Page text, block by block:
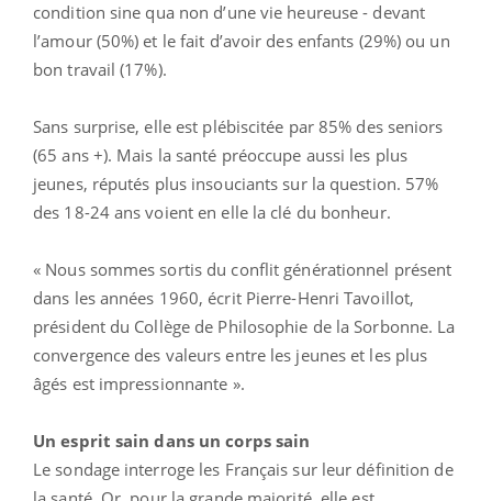
condition sine qua non d’une vie heureuse - devant
l’amour (50%) et le fait d’avoir des enfants (29%) ou un
bon travail (17%).
Sans surprise, elle est plébiscitée par 85% des seniors
(65 ans +). Mais la santé préoccupe aussi les plus
jeunes, réputés plus insouciants sur la question. 57%
des 18-24 ans voient en elle la clé du bonheur.
« Nous sommes sortis du conflit générationnel présent
dans les années 1960, écrit Pierre-Henri Tavoillot,
président du Collège de Philosophie de la Sorbonne. La
convergence des valeurs entre les jeunes et les plus
âgés est impressionnante ».
Un esprit sain dans un corps sain
Le sondage interroge les Français sur leur définition de